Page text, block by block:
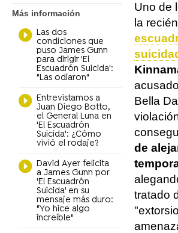
Más información
Las dos
condiciones que
puso James Gunn
para dirigir 'El
Escuadrón Suicida':
"Las odiaron"
Entrevistamos a
Juan Diego Botto,
el General Luna en
'El Escuadrón
Suicida': ¿Cómo
vivió el rodaje?
David Ayer felicita
a James Gunn por
'El Escuadrón
Suicida' en su
mensaje más duro:
"Yo hice algo
increíble"
Uno de
la
Bella
de
tratado